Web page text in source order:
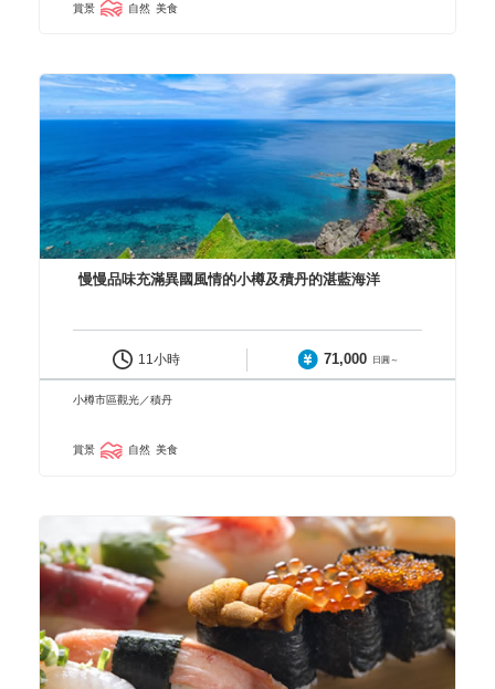
賞景 自然 美食
慢慢品味充滿異國風情的小樽及積丹的湛藍海洋
11小時 71,000 日圓～
小樽市區觀光／積丹
賞景 自然 美食